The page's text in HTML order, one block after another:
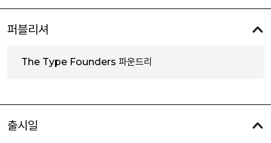
퍼블리셔
The Type Founders 파운드리
출시일